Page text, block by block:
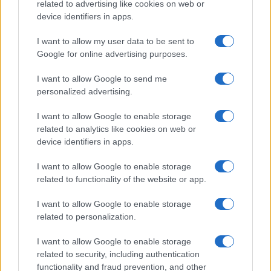
related to advertising like cookies on web or
device identifiers in apps.
I want to allow my user data to be sent to
Google for online advertising purposes.
I want to allow Google to send me
personalized advertising.
I want to allow Google to enable storage
related to analytics like cookies on web or
device identifiers in apps.
I want to allow Google to enable storage
related to functionality of the website or app.
I want to allow Google to enable storage
related to personalization.
I want to allow Google to enable storage
related to security, including authentication
functionality and fraud prevention, and other
generazione placida e comica che non sa più
perché democrazia, stato di diritto, capitalismo e
cultura occidentale siano meglio delle alternative.
dalla concorrenza delle idee. Vivono in una
nicchia orrenda di luoghi comuni e di pensiero
debole ma che è fortissimo nell’industria
culturale.
AAS: Io sono convinto di una cosa. Il nostro stile di
vita si difende con l’ordine pubblico e il blocco
totale dell’immigrazione e, lì dove serve, qualche
bel regime change in stile neocons nei paesi che
Trump ha giustamente definitoshithole
; davanti a
noi (e questo è il mio parere) non abbiamo affatto